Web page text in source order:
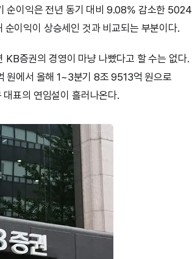
순이익은 전년 동기 대비 9.08% 감소한 5024
순이익이 상승세인 것과 비교되는 부분이다.
증권의 경영이 마냥 나빴다고 할 수는 없다.
원에서 올해 1~3분기 8조 9513억 원으로
표의 연임설이 흘러나온다.